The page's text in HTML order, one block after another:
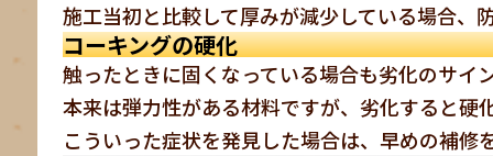
施工当初と比較して厚みが減少している場合、
コーキングの硬化
触ったときに固くなっている場合も劣化のサイ
本来は弾力性がある材料ですが、劣化すると硬
こういった症状を発見した場合は、早めの補修